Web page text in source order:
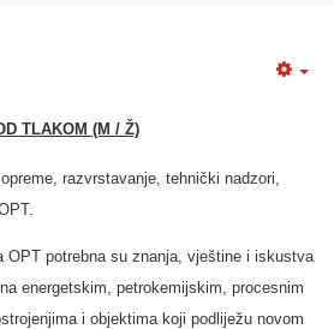
TLAKOM (M / Ž)
razvrstavanje, tehnički nadzori,
OPT potrebna su znanja, vještine i iskustva
energetskim, petrokemijskim, procesnim
i objektima koji podliježu novom